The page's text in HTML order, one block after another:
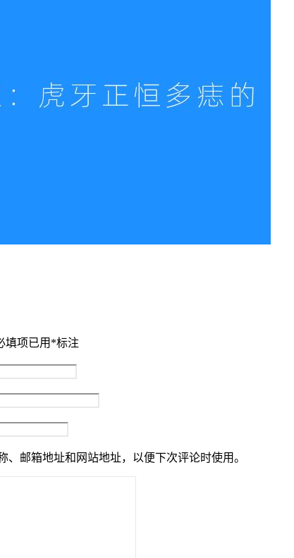
填项已用 *标注
、邮箱地址和网站地址，以便下次评论时使用。